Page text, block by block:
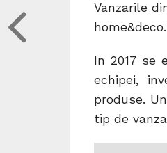
Vanzarile
home&deco.
In 2017 se
echipei,
produse.
tip de